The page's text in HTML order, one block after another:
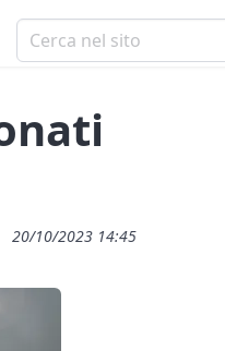
20/10/2023 14:45